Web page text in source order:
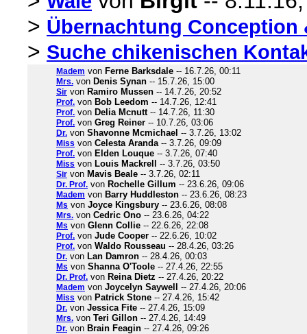
> Übernachtung Conception
> Suche chikenischen
Madem von Ferne Barksdale -- 16.7.26, 00:11
Mrs. von Denis Synan -- 15.7.26, 15:00
Sir von Ramiro Mussen -- 14.7.26, 20:52
Prof. von Bob Leedom -- 14.7.26, 12:41
Prof. von Delia Mcnutt-- 14.7.26, 11:30
Prof. von Greg Reiner -- 10.7.26, 03:06
Dr. von Shavonne Mcmichael -- 3.7.26, 13:02
Miss von Celesta Aranda-- 3.7.26, 09:09
Prof. von Elden Louque -- 3.7.26, 07:40
Miss von Louis Mackrell -- 3.7.26, 03:50
Sir von Mavis Beale -- 3.7.26, 02:11
Dr. Prof. von Rochelle Gillum -- 23.6.26, 09:06
Madem von Barry Huddleston -- 23.6.26, 08:23
Ms von Joyce Kingsbury -- 23.6.26, 08:08
Mrs. von Cedric Ono -- 23.6.26, 04:22
Ms von Glenn Collie -- 22.6.26, 22:08
Prof. von Jude Cooper -- 22.6.26, 10:02
Prof. von Waldo Rousseau -- 28.4.26, 03:26
Dr. von Lan Damron -- 28.4.26, 00:03
Ms von Shanna O'Toole -- 27.4.26, 22:55
Dr. Prof. von Reina Dietz -- 27.4.26, 20:22
Madem von Joycelyn Saywell -- 27.4.26, 20:06
Miss von Patrick Stone -- 27.4.26, 15:42
Dr. von Jessica Fite -- 27.4.26, 15:09
Mrs. von Teri Gillon -- 27.4.26, 14:49
Dr. von Brain Feagin -- 27.4.26, 09:26